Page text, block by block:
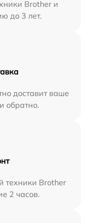
Brother и
до 3 лет.
доставит ваше
обратно.
техники Brother
2 часов.